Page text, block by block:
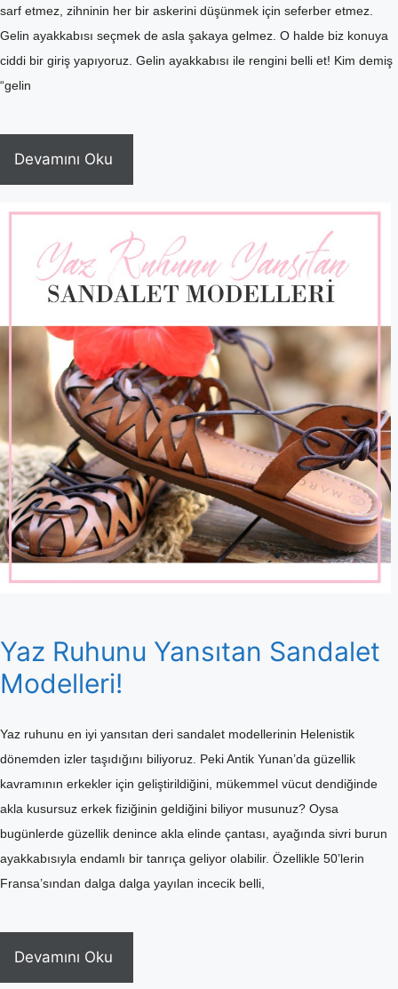
sarf etmez, zihninin her bir askerini düşünmek için seferber etmez.
Gelin ayakkabısı seçmek de asla şakaya gelmez. O halde biz konuya
ciddi bir giriş yapıyoruz. Gelin ayakkabısı ile rengini belli et! Kim demiş
“gelin
Devamını Oku
Yaz Ruhunu Yansıtan Sandalet
Modelleri!
Yaz ruhunu en iyi yansıtan deri sandalet modellerinin Helenistik
dönemden izler taşıdığını biliyoruz. Peki Antik Yunan’da güzellik
kavramının erkekler için geliştirildiğini, mükemmel vücut dendiğinde
akla kusursuz erkek fiziğinin geldiğini biliyor musunuz? Oysa
bugünlerde güzellik denince akla elinde çantası, ayağında sivri burun
ayakkabısıyla endamlı bir tanrıça geliyor olabilir. Özellikle 50’lerin
Fransa’sından dalga dalga yayılan incecik belli,
Devamını Oku